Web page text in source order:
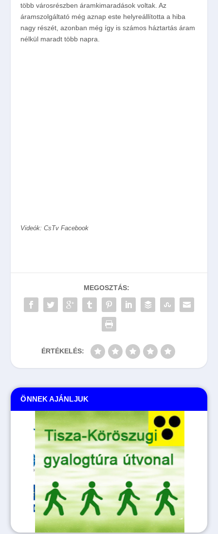
több városrészben áramkimaradások voltak. Az
áramszolgáltató még aznap este helyreállította a hiba
nagy részét, azonban még így is számos háztartás áram
nélkül maradt több napra.
Videók: CsTv Facebook
MEGOSZTÁS:
ÉRTÉKELÉS:
ÖNNEK AJÁNLJUK